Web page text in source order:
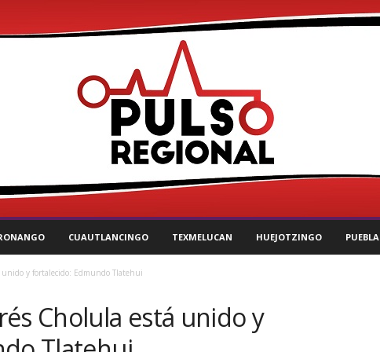
CUAUTLANCINGO TEXMELUCAN HUEJOTZINGO PUEBLA
y fortalecido: Edmundo Tlatehui
Cholula está unido y